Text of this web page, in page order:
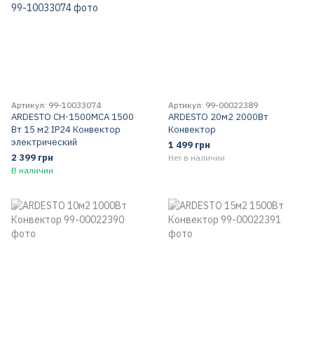
Артикул: 99-10033074
ARDESTO CH-1500MCA 1500
Вт 15 м2 IP24 Конвектор
электрический
2 399 грн
В наличии
Артикул: 99-00022389
ARDESTO 20м2 2000Вт
Конвектор
1 499 грн
Нет в наличии